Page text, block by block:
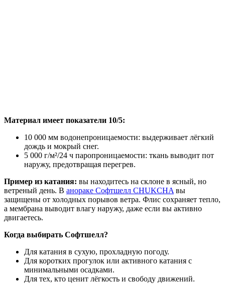
Материал имеет показатели 10/5:
10 000 мм водонепроницаемости: выдерживает лёгкий
дождь и мокрый снег.
5 000 г/м²/24 ч паропроницаемости: ткань выводит пот
наружу, предотвращая перегрев.
Пример из катания: вы находитесь на склоне в ясный, но
ветреный день. В анораке Софтшелл CHUKCHAвы
защищены от холодных порывов ветра. Флис сохраняет тепло,
а мембрана выводит влагу наружу, даже если вы активно
двигаетесь.
Когда выбирать Софтшелл?
Для катания в сухую, прохладную погоду.
Для коротких прогулок или активного катания с
минимальными осадками.
Для тех, кто ценит лёгкость и свободу движений.